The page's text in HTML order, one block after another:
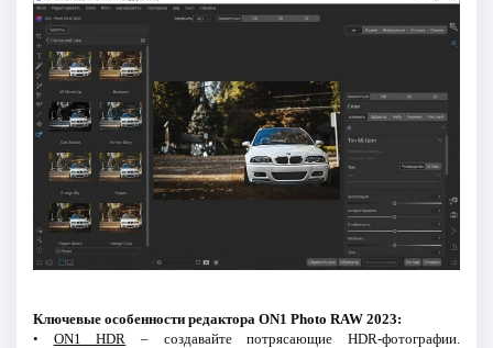
Ключевые особенности редактора ON1 Photo RAW 2023:
• ON1 HDR – создавайте потрясающие HDR-фотографии.